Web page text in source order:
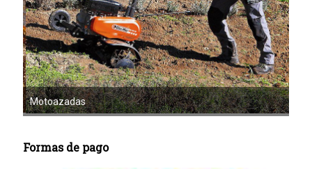
Motoazadas
Formas de pago